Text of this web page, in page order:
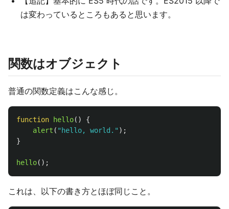
は変わっているところもあると思います。
関数はオブジェクト
普通の関数定義はこんな感じ。
function hello()
{
alert ( " hello, world. " );
}
hello();
これは、以下の書き方とほぼ同じこと。